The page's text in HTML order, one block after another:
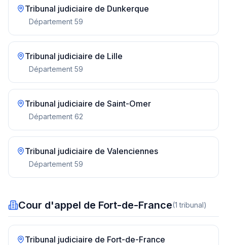
Tribunal judiciaire de Dunkerque
Département 59
Tribunal judiciaire de Lille
Département 59
Tribunal judiciaire de Saint-Omer
Département 62
Tribunal judiciaire de Valenciennes
Département 59
Cour d'appel de Fort-de-France(1 tribunal)
Tribunal judiciaire de Fort-de-France